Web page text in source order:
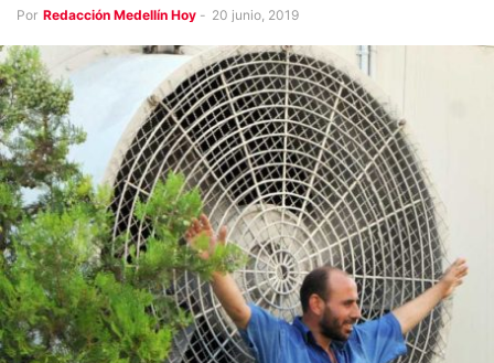
Por Redacción Medellín Hoy - 20 junio, 2019